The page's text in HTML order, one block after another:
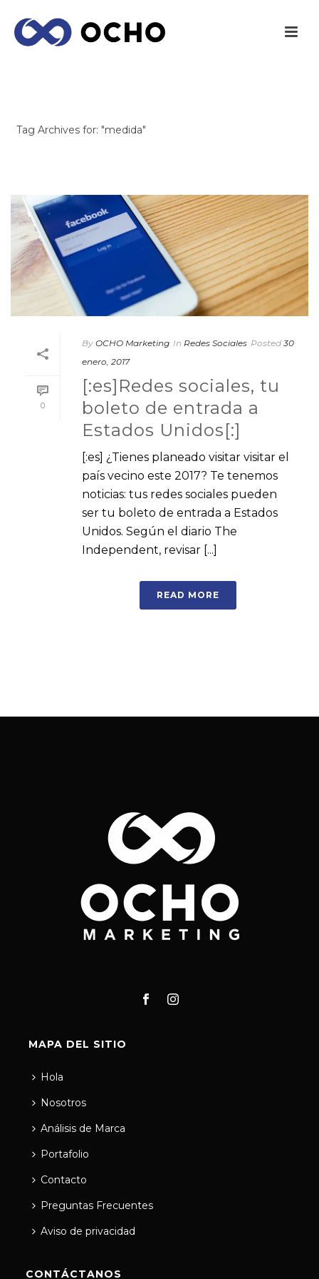
Tag Archives for: "medida"
0
By OCHO Marketing In Redes Sociales Posted 30
enero, 2017
[:es]Redes sociales, tu
boleto de entrada a
Estados Unidos[:]
[:es] ¿Tienes planeado visitar visitar el
país vecino este 2017? Te tenemos
noticias: tus redes sociales pueden
ser tu boleto de entrada a Estados
Unidos. Según el diario The
Independent, revisar [...]
READ MORE
MAPA DEL SITIO
Hola
Nosotros
Análisis de Marca
Portafolio
Contacto
Preguntas Frecuentes
Aviso de privacidad
CONTÁCTANOS